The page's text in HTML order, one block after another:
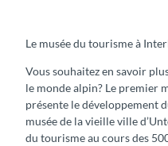
Le musée du tourisme à
Vous souhaitez en savoir
le monde alpin? Le premier
présente le développement
musée de la vieille ville
du tourisme au cours des